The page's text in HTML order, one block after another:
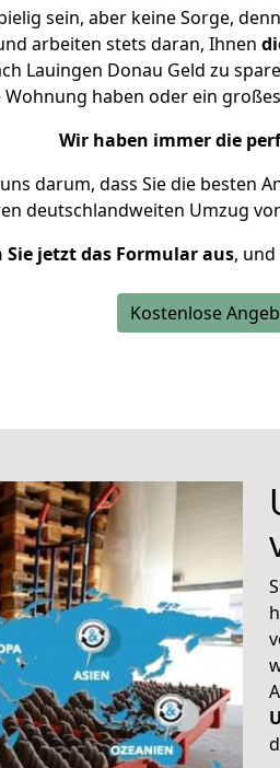
sein, aber keine Sorge,
arbeiten stets daran, Ihnen
Lauingen Donau Geld zu
Wohnung haben oder ein
Wir haben immer die
darum, dass Sie die besten
deutschlandweiten Umzug
Sie jetzt das Formular aus,
Kostenlose